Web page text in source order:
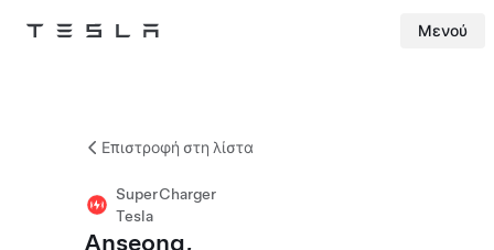
Tesla Μενού
Επιστροφή στη λίστα
SuperCharger
Tesla
Anseong,